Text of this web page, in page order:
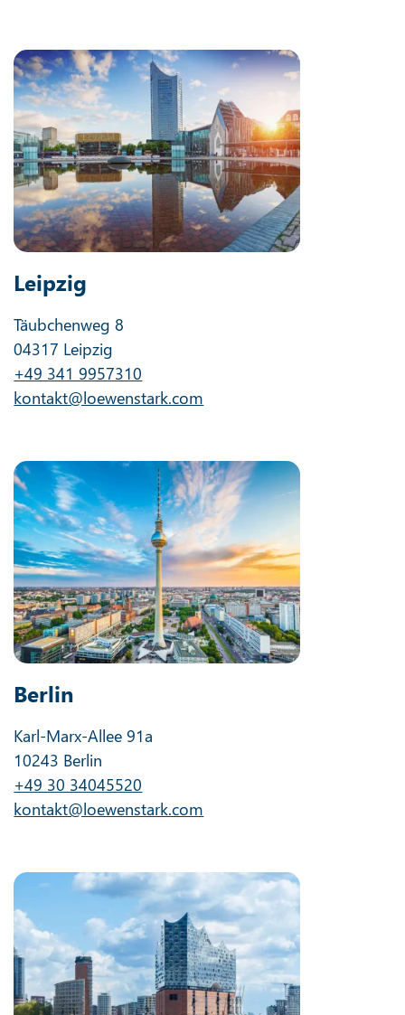
Leipzig
Täubchenweg 8
04317 Leipzig
+49 341 9957310
kontakt@loewenstark.com
Berlin
Karl-Marx-Allee 91a
10243 Berlin
+49 30 34045520
kontakt@loewenstark.com